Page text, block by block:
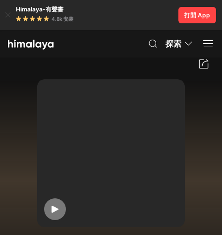
Himalaya-有聲書
4.8k 安裝
打開 App
探索